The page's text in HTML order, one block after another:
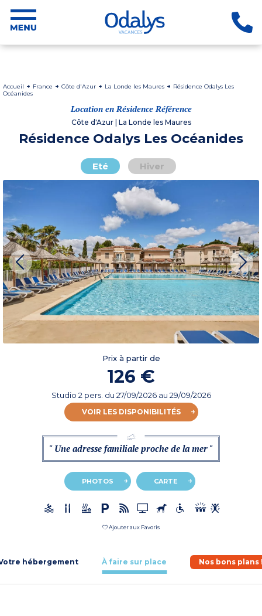
Accueil France Côte d'Azur La Londe les Maures
Résidence Odalys Les
Océanides
Location en Résidence Référence
Côte d'Azur | La Londe les Maures
Résidence Odalys Les Océanides
Eté Hiver
Prix à partir de
126 €
Studio 2 pers. du 27/09/2026au 29/09/2026
VOIR LES DISPONIBILITÉS
" Une adresse familiale proche de la mer "
PHOTOS CARTE
Ajouter aux Favoris
hébergement À faire sur place Nos bons plans